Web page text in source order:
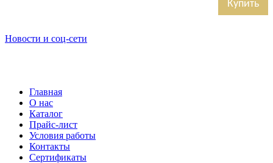
Купить
Новости и соц-сети
Главная
О нас
Каталог
Прайс-лист
Условия работы
Контакты
Сертификаты